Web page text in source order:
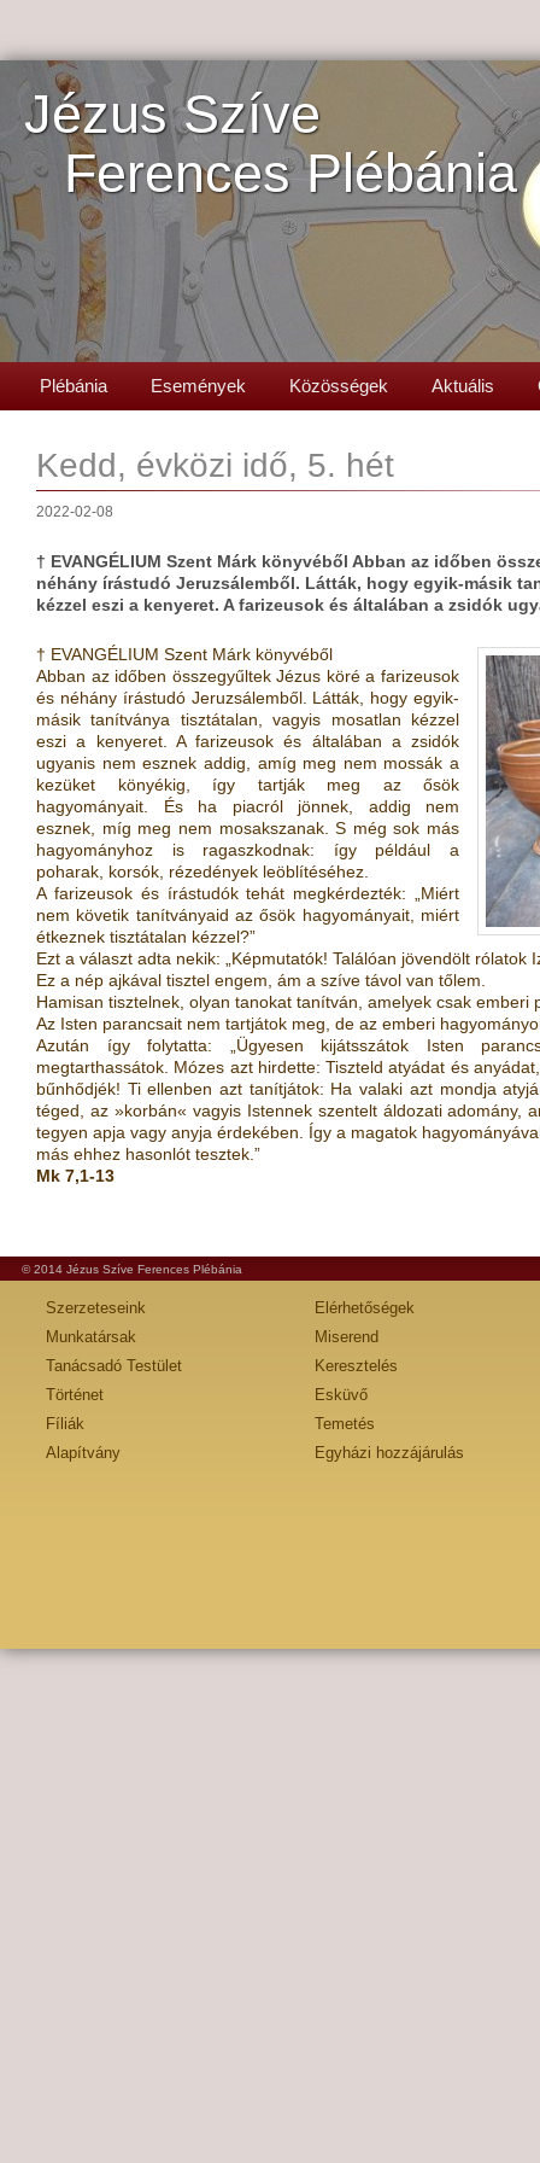
Jézus Szíve
Ferences Plébánia
Plébánia Események Közösségek Aktuális
Kedd, évközi idő, 5. hét
2022-02-08
† EVANGÉLIUM Szent Márk könyvéből Abban az időben
néhány írástudó Jeruzsálemből. Látták, hogy egyik-másik
kézzel eszi a kenyeret. A farizeusok és általában a zsidók
† EVANGÉLIUM Szent Márk könyvéből
Abban az időben összegyűltek Jézus köré a farizeusok
és néhány írástudó Jeruzsálemből. Látták, hogy egyik-
másik tanítványa tisztátalan, vagyis mosatlan kézzel
eszi a kenyeret. A farizeusok és általában a zsidók
ugyanis nem esznek addig, amíg meg nem mossák a
kezüket könyékig, így tartják meg az ősök
hagyományait. És ha piacról jönnek, addig nem
esznek, míg meg nem mosakszanak. S még sok más
hagyományhoz is ragaszkodnak: így például a
poharak, korsók, rézedények leöblítéséhez.
A farizeusok és írástudók tehát megkérdezték: „Miért
nem követik tanítványaid az ősök hagyományait, miért
étkeznek tisztátalan kézzel?”
Ezt a választ adta nekik: „Képmutatók! Találóan jövendölt rólatok
Ez a nép ajkával tisztel engem, ám a szíve távol van tőlem.
Hamisan tisztelnek, olyan tanokat tanítván, amelyek csak emberi
Az Isten parancsait nem tartjátok meg, de az emberi
Azután így folytatta: „Ügyesen kijátsszátok Isten
megtarthassátok. Mózes azt hirdette: Tiszteld atyádat és
bűnhődjék! Ti ellenben azt tanítjátok: Ha valaki azt mondja
téged, az »korbán« vagyis Istennek szentelt áldozati adomány,
tegyen apja vagy anyja érdekében. Így a magatok
más ehhez hasonlót tesztek.”
Mk 7,1-13
© 2014 Jézus Szíve Ferences Plébánia
Szerzeteseink
Munkatársak
Tanácsadó Testület
Történet
Fíliák
Alapítvány
Elérhetőségek
Miserend
Keresztelés
Esküvő
Temetés
Egyházi hozzájárulás